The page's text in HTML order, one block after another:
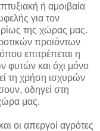
ή αμοιβαία
για τον
της χώρας μας.
προϊόντων
επιτρέπεται η
φυτών και όχι μόνο
τη χρήση ισχυρών
οδηγεί στη
μας.
οι απεργοί αγρότες